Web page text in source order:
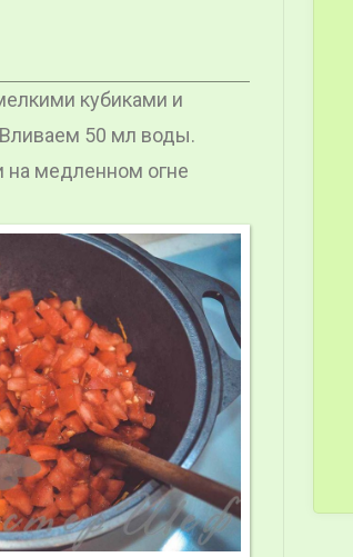
кубиками и
50 мл воды.
медленном огне